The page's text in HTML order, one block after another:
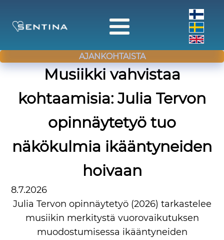
AJANKOHTAISTA
Musiikki vahvistaa
kohtaamisia: Julia Tervon
opinnäytetyö tuo
näkökulmia ikääntyneiden
hoivaan
8.7.2026
Julia Tervon opinnäytetyö (2026) tarkastelee
musiikin merkitystä vuorovaikutuksen
muodostumisessa ikääntyneiden